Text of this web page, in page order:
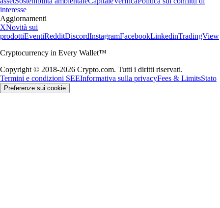
interesse
Aggiornamenti
XNovità sui
prodottiEventiRedditDiscordInstagramFacebookLinkedinTradingView
Cryptocurrency in Every Wallet™
Copyright © 2018-2026 Crypto.com. Tutti i diritti riservati.
Termini e condizioni SEEInformativa sulla privacyFees & LimitsStato
Preferenze sui cookie